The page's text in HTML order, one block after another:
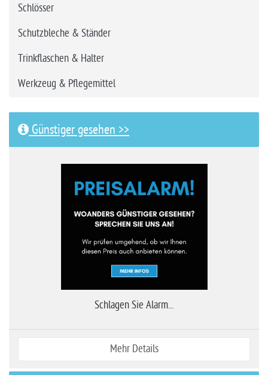
Schlösser
Schutzbleche & Ständer
Trinkflaschen & Halter
Werkzeug & Pflegemittel
Günstiger gesehen >>
Schlagen Sie Alarm...
Mehr Details